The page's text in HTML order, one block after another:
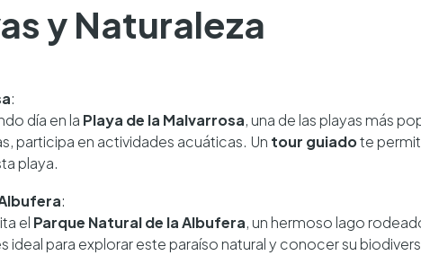
y Naturaleza
:
día en la Playa de la Malvarrosa, una de las playas más
participa en actividades acuáticas. Un tour guiadote
playa.
:
el Parque Natural de la Albufera, un hermoso lago
ideal para explorar este paraíso natural y conocer su